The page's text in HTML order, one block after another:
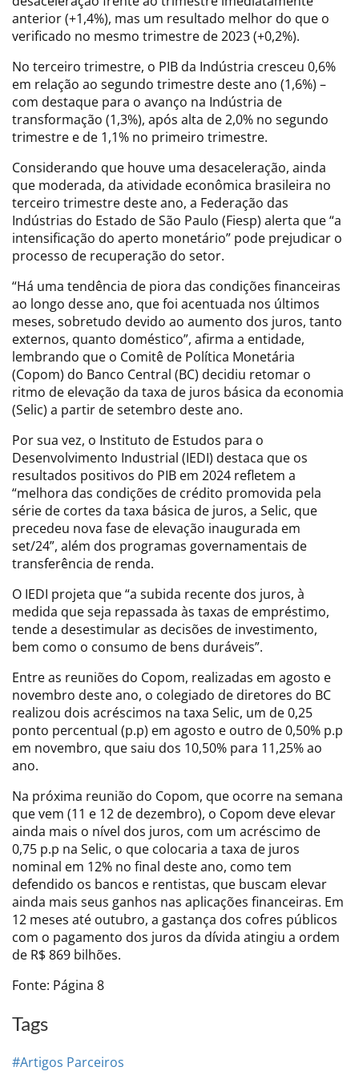
anterior (+1,4%), mas um resultado melhor do que o
verificado no mesmo trimestre de 2023 (+0,2%).
No terceiro trimestre, o PIB da Indústria cresceu 0,6%
em relação ao segundo trimestre deste ano (1,6%) –
com destaque para o avanço na Indústria de
transformação (1,3%), após alta de 2,0% no segundo
trimestre e de 1,1% no primeiro trimestre.
Considerando que houve uma desaceleração, ainda
que moderada, da atividade econômica brasileira no
terceiro trimestre deste ano, a Federação das
Indústrias do Estado de São Paulo (Fiesp) alerta que “a
intensificação do aperto monetário” pode prejudicar o
processo de recuperação do setor.
“Há uma tendência de piora das condições financeiras
ao longo desse ano, que foi acentuada nos últimos
meses, sobretudo devido ao aumento dos juros, tanto
externos, quanto doméstico”, afirma a entidade,
lembrando que o Comitê de Política Monetária
(Copom) do Banco Central (BC) decidiu retomar o
ritmo de elevação da taxa de juros básica da economia
(Selic) a partir de setembro deste ano.
Por sua vez, o Instituto de Estudos para o
Desenvolvimento Industrial (IEDI) destaca que os
resultados positivos do PIB em 2024 refletem a
“melhora das condições de crédito promovida pela
série de cortes da taxa básica de juros, a Selic, que
precedeu nova fase de elevação inaugurada em
set/24”, além dos programas governamentais de
transferência de renda.
O IEDI projeta que “a subida recente dos juros, à
medida que seja repassada às taxas de empréstimo,
tende a desestimular as decisões de investimento,
bem como o consumo de bens duráveis”.
Entre as reuniões do Copom, realizadas em agosto e
novembro deste ano, o colegiado de diretores do BC
realizou dois acréscimos na taxa Selic, um de 0,25
ponto percentual (p.p) em agosto e outro de 0,50% p.p
em novembro, que saiu dos 10,50% para 11,25% ao
ano.
Na próxima reunião do Copom, que ocorre na semana
que vem (11 e 12 de dezembro), o Copom deve elevar
ainda mais o nível dos juros, com um acréscimo de
0,75 p.p na Selic, o que colocaria a taxa de juros
nominal em 12% no final deste ano, como tem
defendido os bancos e rentistas, que buscam elevar
ainda mais seus ganhos nas aplicações financeiras. Em
12 meses até outubro, a gastança dos cofres públicos
com o pagamento dos juros da dívida atingiu a ordem
de R$ 869 bilhões.
Fonte: Página 8
Tags
#Artigos Parceiros